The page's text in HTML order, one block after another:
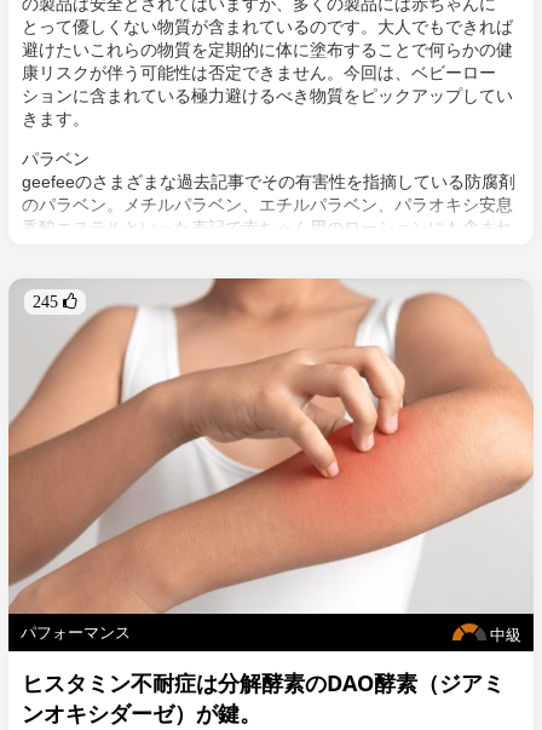
とって優しくない物質が含まれているのです。大人でもできれば
避けたいこれらの物質を定期的に体に塗布することで何らかの健
康リスクが伴う可能性は否定できません。今回は、ベビーロー
ションに含まれている極力避けるべき物質をピックアップしてい
きます。
パラベン
geefeeのさまざまな過去記事でその有害性を指摘している防腐剤
のパラベン。メチルパラベン、エチルパラベン、パラオキシ安息
香酸エステルといった表記で赤ちゃん用のローションにも含まれ
さまざまな健康リスクに関与していると言われている環境ホルモ
ン(内分泌かく乱物質)。大人ですら悪影響を受ける可能性のある
物質ですので、子供に晒すのは論外と言えるでしょう。特にこう
いった安価な商品に含まれている傾向があります。
245 
中級
パフォーマンス
ヒスタミン不耐症は分解酵素のDAO酵素（ジアミ
ンオキシダーゼ）が鍵。